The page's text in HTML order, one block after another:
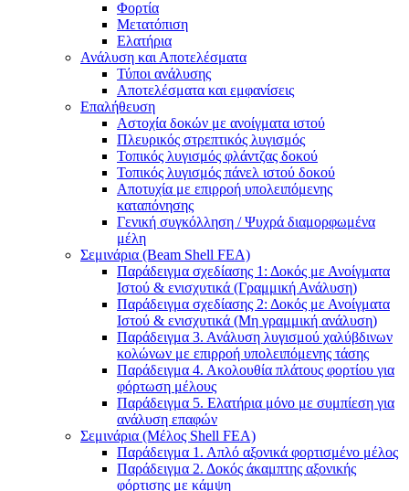
Φορτία
Μετατόπιση
Ελατήρια
Ανάλυση και Αποτελέσματα
Τύποι ανάλυσης
Αποτελέσματα και εμφανίσεις
Επαλήθευση
Αστοχία δοκών με ανοίγματα ιστού
Πλευρικός στρεπτικός λυγισμός
Τοπικός λυγισμός φλάντζας δοκού
Τοπικός λυγισμός πάνελ ιστού δοκού
Αποτυχία με επιρροή υπολειπόμενης
καταπόνησης
Γενική συγκόλληση / Ψυχρά διαμορφωμένα
μέλη
Σεμινάρια (Beam Shell FEA)
Παράδειγμα σχεδίασης 1: Δοκός με Ανοίγματα
Ιστού & ενισχυτικά (Γραμμική Ανάλυση)
Παράδειγμα σχεδίασης 2: Δοκός με Ανοίγματα
Ιστού & ενισχυτικά (Μη γραμμική ανάλυση)
Παράδειγμα 3. Ανάλυση λυγισμού χαλύβδινων
κολώνων με επιρροή υπολειπόμενης τάσης
Παράδειγμα 4. Ακολουθία πλάτους φορτίου για
φόρτωση μέλους
Παράδειγμα 5. Ελατήρια μόνο με συμπίεση για
ανάλυση επαφών
Σεμινάρια (Μέλος Shell FEA)
Παράδειγμα 1. Απλό αξονικά φορτισμένο μέλος
Παράδειγμα 2. Δοκός άκαμπτης αξονικής
φόρτισης με κάμψη